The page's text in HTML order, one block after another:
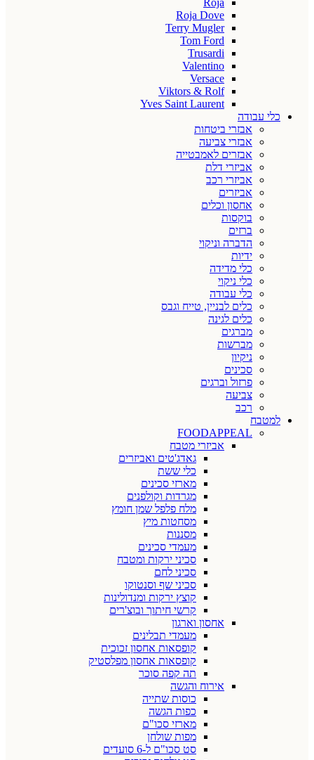
Roja
Roja Dove
Terry Mugler
Tom Ford
Trusardi
Valentino
Versace
Viktors & Rolf
Yves Saint Laurent
כלי עבודה
אבזרי ביטחות
אבזרי צביעה
אבזרים לאמבטייה
אביזרי דלת
אביזרי רכב
אביזרים
אחסון וכלים
בוקסות
ברזים
הדברה וניקוי
ידיות
כלי מדידה
כלי ניקוי
כלי עבודה
כלים לבניין, טייח וגבס
כלים לגינה
מברגים
מברשות
ניקיון
סכינים
פרזול וברגים
צביעה
רכב
למטבח
FOODAPPEAL
אביזרי מטבח
גאדג'טים ואביזרים
כלי ששת
מארזי סכינים
מגרדות וקולפנים
מלח פלפל שמן חומץ
מסחטות מיץ
מסננות
מעמדי סכינים
סכיני ירקות ומטבח
סכיני לחם
סכיני שף וסנטוקו
קוצץ ירקות ומנדולינות
קרשי חיתוך ובוצ'רים
אחסון וארגון
מעמדי תבלינים
קופסאות אחסון זכוכית
קופסאות אחסון מפלסטיק
תה קפה סוכר
אירוח והגשה
כוסות שתייה
כפות הגשה
מארזי סכו"ם
מפות שולחן
סט סכו"ם ל-6 סועדים